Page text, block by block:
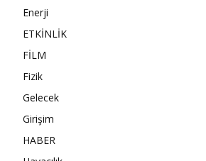
Enerji
ETKİNLİK
FİLM
Fizik
Gelecek
Girişim
HABER